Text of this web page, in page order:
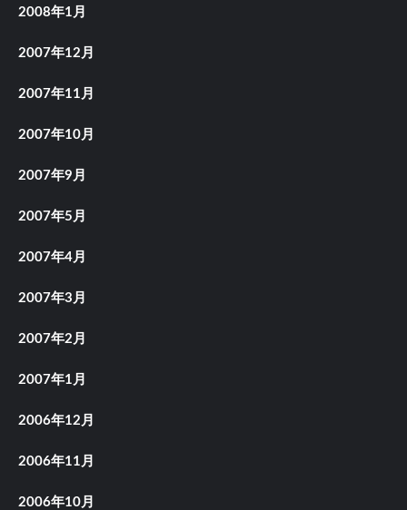
2008年1月
2007年12月
2007年11月
2007年10月
2007年9月
2007年5月
2007年4月
2007年3月
2007年2月
2007年1月
2006年12月
2006年11月
2006年10月